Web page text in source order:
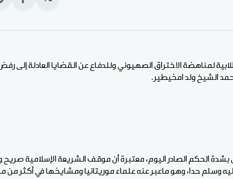
انشر
لمناهضة الاختراق الصهيوني وللدفاع عن القضايا العادلة إلى
الشيخ ولد امخيطير.
بشدة الحكم الصادر اليوم، معتبرة أن موقف الشريعة الإسلامية
وسلم حدا، وهو ماعبر عنه علماء موريتانيا ومشايخها في أكثر من